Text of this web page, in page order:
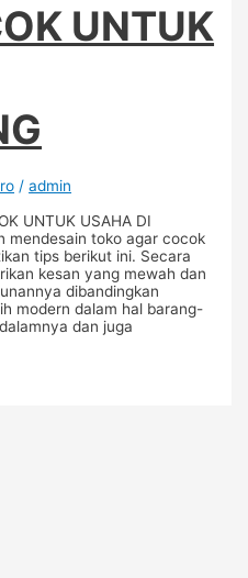
UNTUK
/admin
UNTUK USAHA DI
mendesain toko agar cocok
tips berikut ini. Secara
kesan yang mewah dan
dibandingkan
modern dalam hal barang-
dan juga